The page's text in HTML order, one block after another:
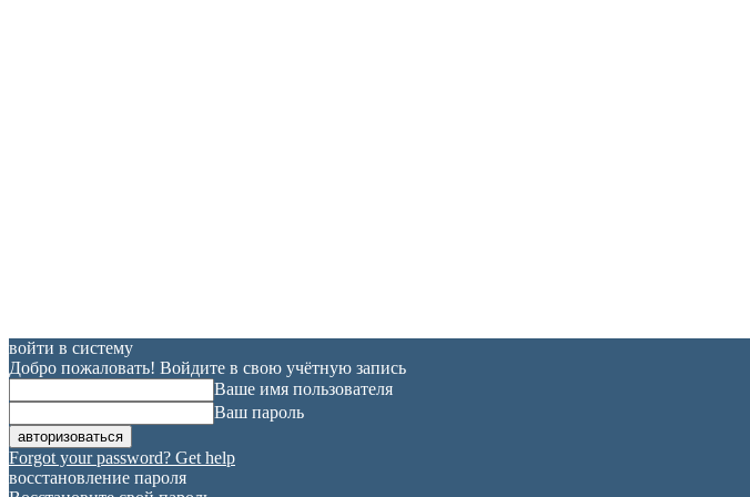
войти в систему
Добро пожаловать! Войдите в свою учётную запись
Ваше имя пользователя
Ваш пароль
Forgot your password? Get help
восстановление пароля